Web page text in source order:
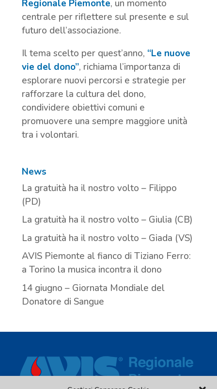
Regionale Piemonte, un momento
centrale per riflettere sul presente e sul
futuro dell’associazione.
Il tema scelto per quest’anno, “Le nuove
vie del dono”, richiama l’importanza di
esplorare nuovi percorsi e strategie per
rafforzare la cultura del dono,
condividere obiettivi comuni e
promuovere una sempre maggiore unità
tra i volontari.
News
La gratuità ha il nostro volto – Filippo
(PD)
La gratuità ha il nostro volto – Giulia (CB)
La gratuità ha il nostro volto – Giada (VS)
AVIS Piemonte al fianco di Tiziano Ferro:
a Torino la musica incontra il dono
14 giugno – Giornata Mondiale del
Donatore di Sangue